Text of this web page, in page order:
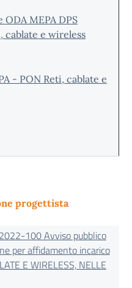
MEPA DPS
cablate e wireless
- PON Reti, cablate e
progettista
100 Avviso pubblico
per affidamento incarico
E WIRELESS, NELLE